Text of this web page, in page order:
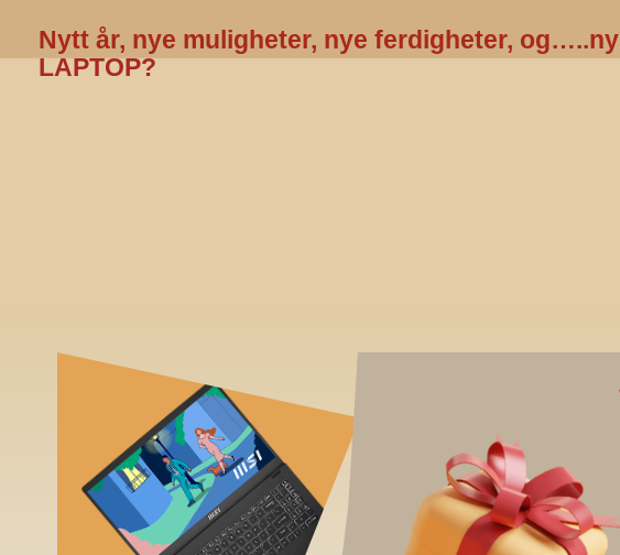
Nytt år, nye muligheter, nye ferdigheter, og…..ny
LAPTOP?